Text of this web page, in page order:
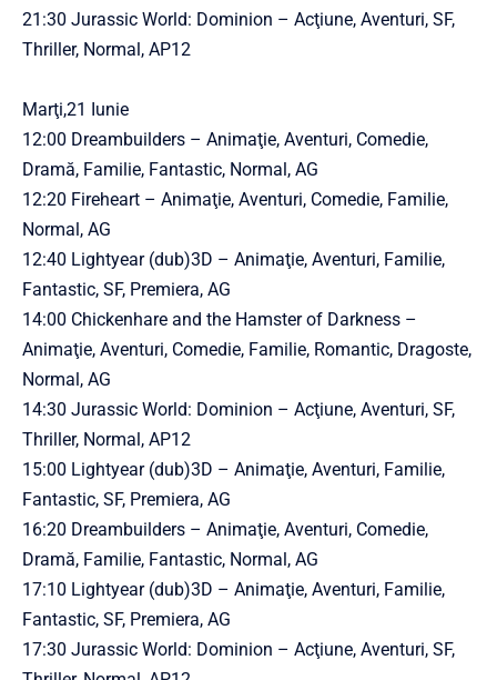
21:30 Jurassic World: Dominion – Acţiune, Aventuri, SF,
Thriller, Normal, AP12
Marţi,21 Iunie
12:00 Dreambuilders – Animaţie, Aventuri, Comedie,
Dramă, Familie, Fantastic, Normal, AG
12:20 Fireheart – Animaţie, Aventuri, Comedie, Familie,
Normal, AG
12:40 Lightyear (dub)3D – Animaţie, Aventuri, Familie,
Fantastic, SF, Premiera, AG
14:00 Chickenhare and the Hamster of Darkness –
Animaţie, Aventuri, Comedie, Familie, Romantic, Dragoste,
Normal, AG
14:30 Jurassic World: Dominion – Acţiune, Aventuri, SF,
Thriller, Normal, AP12
15:00 Lightyear (dub)3D – Animaţie, Aventuri, Familie,
Fantastic, SF, Premiera, AG
16:20 Dreambuilders – Animaţie, Aventuri, Comedie,
Dramă, Familie, Fantastic, Normal, AG
17:10 Lightyear (dub)3D – Animaţie, Aventuri, Familie,
Fantastic, SF, Premiera, AG
17:30 Jurassic World: Dominion – Acţiune, Aventuri, SF,